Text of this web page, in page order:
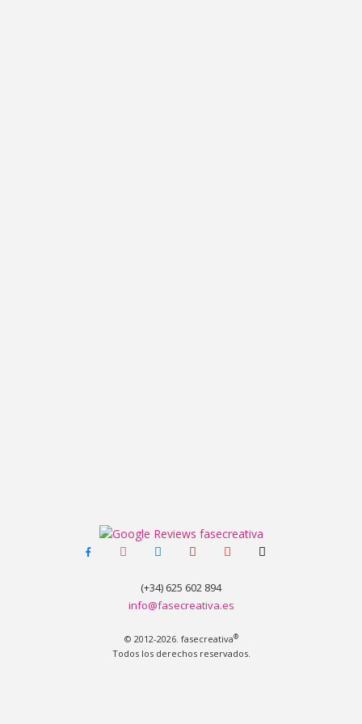
facebook-instagramlinkedin pinterestyoutube tiktok
(+34) 625 602 894
info@fasecreativa.es
© 2012-2026. fasecreativa®
Todos los derechos reservados.